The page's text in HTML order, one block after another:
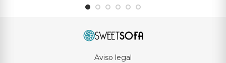
Aviso legal